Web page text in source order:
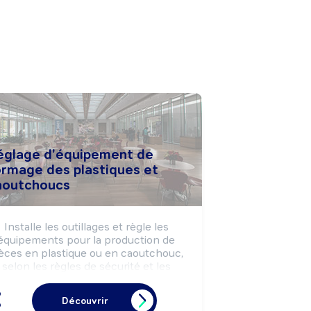
d'équipement de
des plastiques et
Installe les outillages et règle les
pour la production de
en plastique ou en caoutchouc,
selon les règles de sécurité et les
un appui technique en cas
Découvrir